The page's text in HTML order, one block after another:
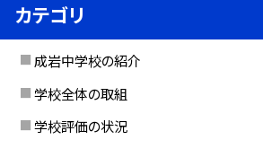
カテゴリ
成岩中学校の紹介
学校全体の取組
学校評価の状況